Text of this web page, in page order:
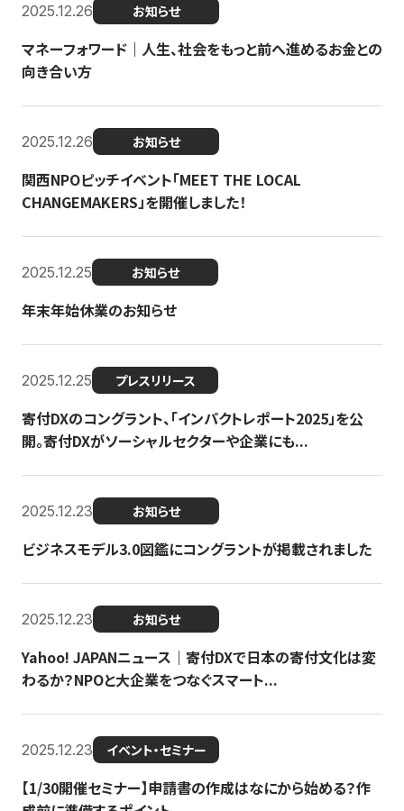
2025.12.26 お知らせ
マネーフォワード｜人生、社会をもっと前へ進めるお金との
向き合い方
2025.12.26 お知らせ
関西NPOピッチイベント「MEET THE LOCAL
CHANGEMAKERS」を開催しました！
2025.12.25 お知らせ
年末年始休業のお知らせ
2025.12.25 プレスリリース
寄付DXのコングラント、「インパクトレポート2025」を公
開。寄付DXがソーシャルセクターや企業にも...
2025.12.23 お知らせ
ビジネスモデル3.0図鑑にコングラントが掲載されました
2025.12.23 お知らせ
Yahoo! JAPANニュース｜寄付DXで日本の寄付文化は変
わるか？NPOと大企業をつなぐスマート...
2025.12.23 イベント・セミナー
【1/30開催セミナー】申請書の作成はなにから始める？作